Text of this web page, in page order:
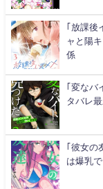
｢放課
ャと陽
係
｢変な
タバレ
｢彼女
は爆乳